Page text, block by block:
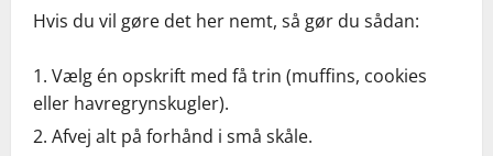
Hvis du vil gøre det her nemt, så gør du sådan:
Vælg én opskrift med få trin (muffins, cookies
eller havregrynskugler).
Afvej alt på forhånd i små skåle.